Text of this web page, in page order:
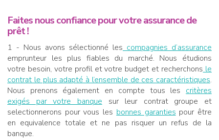
Faites nous confiance pour votre assurance de
prêt !
1 - Nous avons sélectionné les compagnies d’assurance
emprunteur les plus fiables du marché. Nous étudions
votre besoin, votre profil et votre budget et recherchonsle
contrat le plus adapté à l’ensemble de ces caractéristiques.
Nous prenons également en compte tous les critères
exigés par votre banquesur leur contrat groupe et
selectionnerons pour vous lesbonnes garantiespour être
en equivalence totale et ne pas risquer un refus de la
banque.